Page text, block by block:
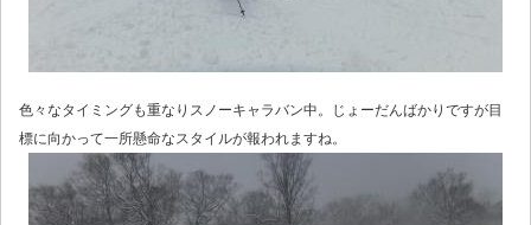
色々なタイミングも重なりスノーキャラバン中。じょーだんばかりですが目
標に向かって一所懸命なスタイルが報われますね。